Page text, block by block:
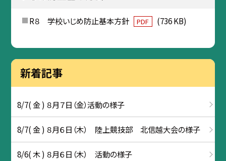
R８ 学校いじめ防止基本方針 PDF (736 KB)
新着記事
8/7( 金 ) ８月７日（金）活動の様子
8/7( 金 ) ８月６日（木） 陸上競技部 北信越大会の様子
8/6( 木 ) ８月６日（木） 活動の様子